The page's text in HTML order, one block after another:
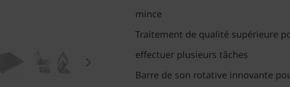
mince
Traitement de qualité supérieure
effectuer plusieurs tâches
Barre de son rotative innovante